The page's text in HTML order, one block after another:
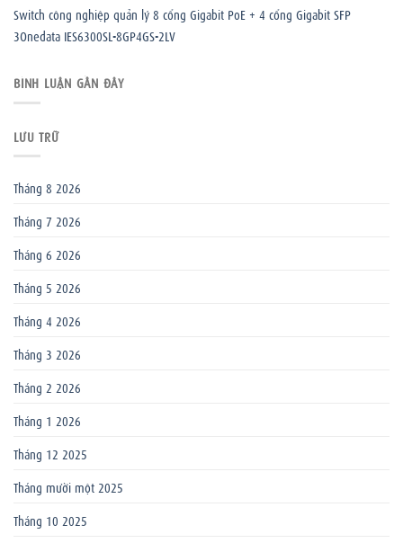
Switch công nghiệp quản lý 8 cổng Gigabit PoE + 4 cổng Gigabit SFP
3Onedata IES6300SL-8GP4GS-2LV
BÌNH LUẬN GẦN ĐÂY
LƯU TRỮ
Tháng 8 2026
Tháng 7 2026
Tháng 6 2026
Tháng 5 2026
Tháng 4 2026
Tháng 3 2026
Tháng 2 2026
Tháng 1 2026
Tháng 12 2025
Tháng mười một 2025
Tháng 10 2025